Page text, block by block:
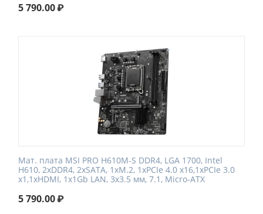
5 790.00₽
Мат. плата MSI PRO H610M-S DDR4, LGA 1700, Intel
H610, 2xDDR4, 2xSATA, 1xM.2, 1xPCIe 4.0 x16,1xPCIe 3.0
x1,1xHDMI, 1x1Gb LAN, 3x3.5 мм, 7.1, Micro-ATX
5 790.00₽